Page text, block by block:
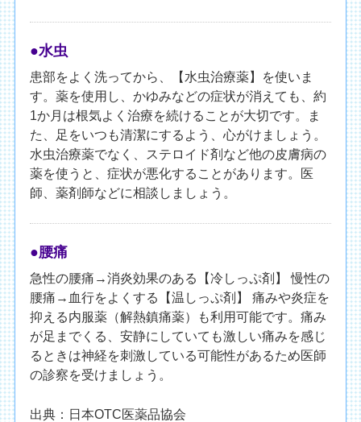
●水虫
患部をよく洗ってから、【水虫治療薬】を使いま
す。薬を使用し、かゆみなどの症状が消えても、約
1か月は根気よく治療を続けることが大切です。ま
た、足をいつも清潔にするよう、心がけましょう。
水虫治療薬でなく、ステロイド剤など他の皮膚病の
薬を使うと、症状が悪化することがあります。医
師、薬剤師などに相談しましょう。
●腰痛
急性の腰痛→消炎効果のある【冷しっぷ剤】 慢性の
腰痛→血行をよくする【温しっぷ剤】 痛みや炎症を
抑える内服薬（解熱鎮痛薬）も利用可能です。痛み
が足までくる、安静にしていても激しい痛みを感じ
るときは神経を刺激している可能性があるため医師
の診察を受けましょう。
出典：日本OTC医薬品協会